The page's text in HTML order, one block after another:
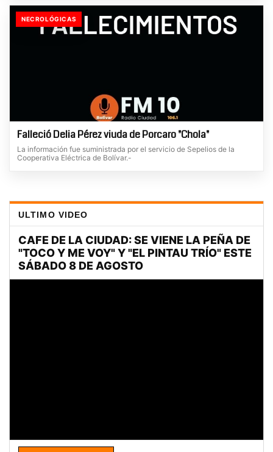
NECROLÓGICAS
Falleció Delia Pérez viuda de Porcaro "Chola"
La información fue suministrada por el servicio de Sepelios de la
Cooperativa Eléctrica de Bolívar.-
ULTIMO VIDEO